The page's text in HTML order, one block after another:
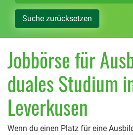
Suche zurücksetzen
Jobbörse für
duales Studium
Leverkusen
Wenn du einen Platz für eine